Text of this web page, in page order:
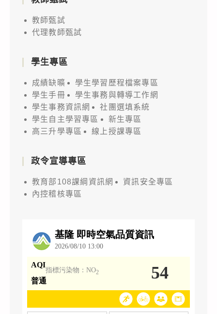
教師甄試
代理教師甄試
學生專區
成績缺曠
學生學習歷程檔案專區
學生手冊
學生事務與轉導工作網
學生事務資訊網
社團選填系統
學生自主學習專區
新生專區
高三升學專區
線上授課專區
政令宣導專區
教育部108課綱資訊網
資訊安全專區
內控稽核專區